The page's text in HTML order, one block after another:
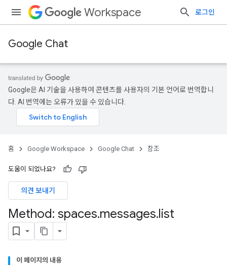
Workspace 로그인
Google Chat
Google은 AI 기술을 사용하여 콘텐츠를 사용자의 기본 언어로 번역합니
다. AI 번역에는 오류가 있을 수 있습니다.
홈 Google Workspace Google Chat 참조
도움이 되었나요?
의견 보내기
Method: spaces.messages.list
이 페이지의 내용